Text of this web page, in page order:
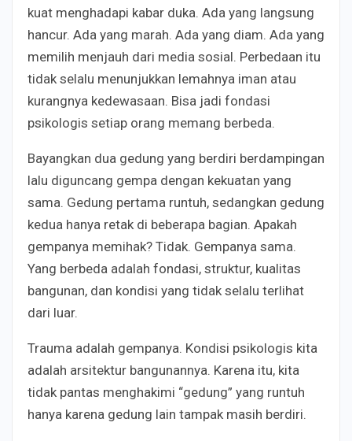
kuat menghadapi kabar duka. Ada yang langsung
hancur. Ada yang marah. Ada yang diam. Ada yang
memilih menjauh dari media sosial. Perbedaan itu
tidak selalu menunjukkan lemahnya iman atau
kurangnya kedewasaan. Bisa jadi fondasi
psikologis setiap orang memang berbeda.
Bayangkan dua gedung yang berdiri berdampingan
lalu diguncang gempa dengan kekuatan yang
sama. Gedung pertama runtuh, sedangkan gedung
kedua hanya retak di beberapa bagian. Apakah
gempanya memihak? Tidak. Gempanya sama.
Yang berbeda adalah fondasi, struktur, kualitas
bangunan, dan kondisi yang tidak selalu terlihat
dari luar.
Trauma adalah gempanya. Kondisi psikologis kita
adalah arsitektur bangunannya. Karena itu, kita
tidak pantas menghakimi “gedung” yang runtuh
hanya karena gedung lain tampak masih berdiri.